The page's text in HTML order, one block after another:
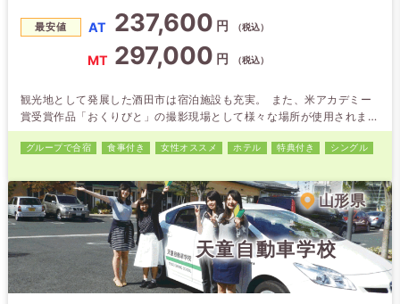
最安値 AT 237,600 円 （税込）
MT 297,000 円 （税込）
観光地として発展した酒田市は宿泊施設も充実。 また、米アカデミー
賞受賞作品「おくりびと」の撮影現場として様々な場所が使用されまし
た。 この機会に是非酒田市へお越しください。
グループで合宿 食事付き 女性オススメ ホテル 特典付き シングル
山形県
天童自動車学校